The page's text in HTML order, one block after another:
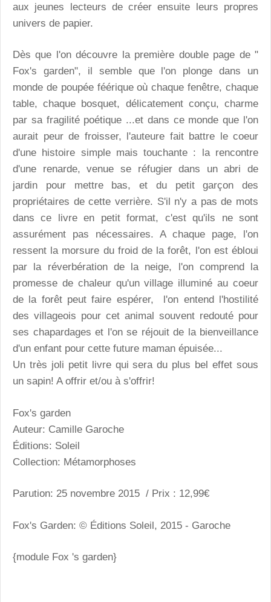
aux jeunes lecteurs de créer ensuite leurs propres
univers de papier.
Dès que l'on découvre la première double page de "
Fox's garden", il semble que l'on plonge dans un
monde de poupée féérique où chaque fenêtre, chaque
table, chaque bosquet, délicatement conçu, charme
par sa fragilité poétique ...et dans ce monde que l'on
aurait peur de froisser, l'auteure fait battre le coeur
d'une histoire simple mais touchante : la rencontre
d'une renarde, venue se réfugier dans un abri de
jardin pour mettre bas, et du petit garçon des
propriétaires de cette verrière. S'il n'y a pas de mots
dans ce livre en petit format, c'est qu'ils ne sont
assurément pas nécessaires. A chaque page, l'on
ressent la morsure du froid de la forêt, l'on est ébloui
par la réverbération de la neige, l'on comprend la
promesse de chaleur qu'un village illuminé au coeur
de la forêt peut faire espérer, l'on entend l'hostilité
des villageois pour cet animal souvent redouté pour
ses chapardages et l'on se réjouit de la bienveillance
d'un enfant pour cette future maman épuisée...
Un très joli petit livre qui sera du plus bel effet sous
un sapin! A offrir et/ou à s'offrir!
Fox's garden
Auteur: Camille Garoche
Éditions: Soleil
Collection: Métamorphoses
Parution: 25 novembre 2015 / Prix : 12,99€
Fox's Garden: © Éditions Soleil, 2015 - Garoche
{module Fox 's garden}